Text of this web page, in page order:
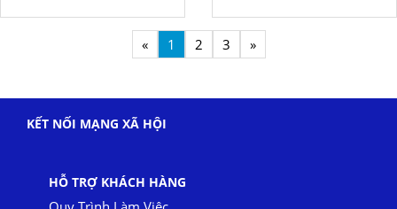
« 1 2 3 »
KẾT NỐI MẠNG XÃ HỘI
HỖ TRỢ KHÁCH HÀNG